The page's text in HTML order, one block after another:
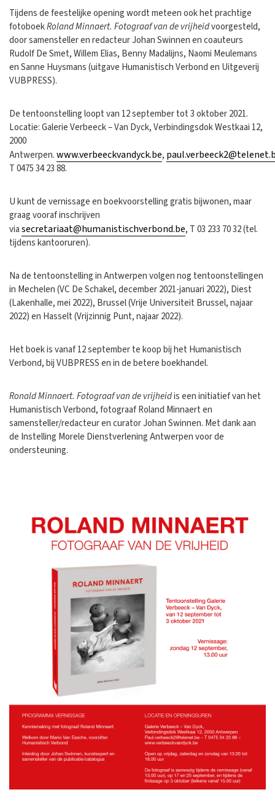
Tijdens de feestelijke opening wordt meteen ook het prachtige
fotoboekRoland Minnaert. Fotograaf van de vrijheidvoorgesteld,
door samensteller en redacteur Johan Swinnen en coauteurs
Rudolf De Smet, Willem Elias, Benny Madalijns, Naomi Meulemans
en Sanne Huysmans (uitgave Humanistisch Verbond en Uitgeverij
VUBPRESS).
De tentoonstelling loopt van 12 september tot 3 oktober 2021.
Locatie: Galerie Verbeeck – Van Dyck, Verbindingsdok Westkaai 12,
2000
Antwerpen.www.verbeeckvandyck.be,
T 0475 34 23 88.
U kunt de vernissage en boekvoorstelling gratis bijwonen, maar
graag vooraf inschrijven
viasecretariaat@humanistischverbond.be, T 03 233 70 32 (tel.
tijdens kantooruren).
Na de tentoonstelling in Antwerpen volgen nog tentoonstellingen
in Mechelen (VC De Schakel, december 2021-januari 2022), Diest
(Lakenhalle, mei 2022), Brussel (Vrije Universiteit Brussel, najaar
2022) en Hasselt (Vrijzinnig Punt, najaar 2022).
Het boek is vanaf 12 september te koop bij het Humanistisch
Verbond, bij VUBPRESS en in de betere boekhandel.
Ronald Minnaert. Fotograaf van de vrijheidis een initiatief van het
Humanistisch Verbond, fotograaf Roland Minnaert en
samensteller/redacteur en curator Johan Swinnen. Met dank aan
de Instelling Morele Dienstverlening Antwerpen voor de
ondersteuning.